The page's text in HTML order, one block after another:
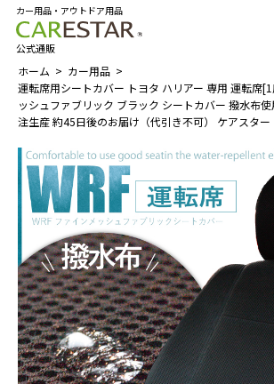
カー用品・アウトドア用品
公式通販
ホーム
カー用品
運転席用シートカバー トヨタ ハリアー 専用 運転席
ッシュファブリック ブラック シートカバー 撥水布
注生産 約45日後のお届け（代引き不可） ケアスター